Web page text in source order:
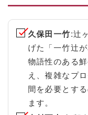
久保田一竹:辻
げた「一竹辻
物語性のある
え、複雑なプ
間を必要とす
ます。